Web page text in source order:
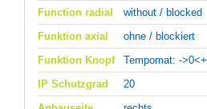
Function radial
without / blocked
Funktion axial
ohne / blockiert
Funktion Knopf
Tempomat: ->0<+
IP Schutzgrad
20